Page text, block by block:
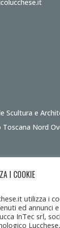
Scultura e
Toscana Nord
dalla tua
I COOKIE
utilizza i
ed annunci
InTec srl,